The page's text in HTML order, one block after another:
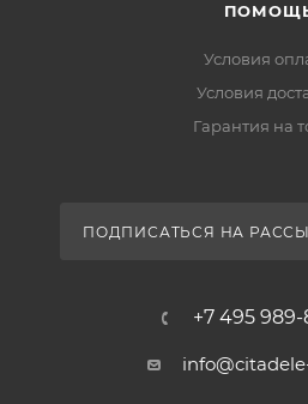
Условия
Условия
Гарантия на
ПОДПИСАТЬСЯ НА
+7 495 989-